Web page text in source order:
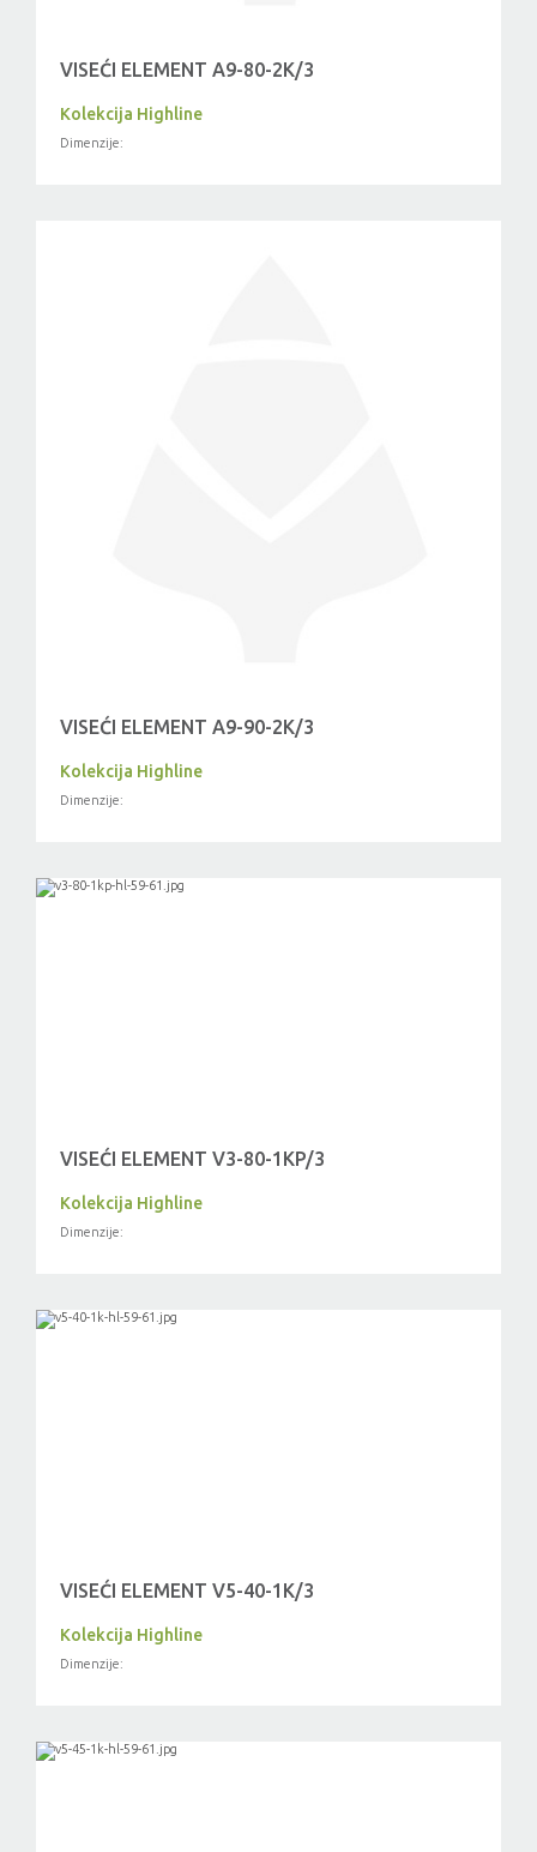
VISEĆI ELEMENT A9-80-2K/3
Kolekcija Highline
Dimenzije:
VISEĆI ELEMENT A9-90-2K/3
Kolekcija Highline
Dimenzije:
VISEĆI ELEMENT V3-80-1KP/3
Kolekcija Highline
Dimenzije:
VISEĆI ELEMENT V5-40-1K/3
Kolekcija Highline
Dimenzije: